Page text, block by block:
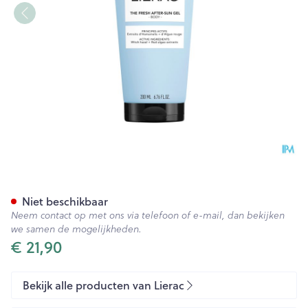
€ 21,90
Niet beschikbaar
Neem contact op met ons via telefoon of e-mail, dan bekijken
we samen de mogelijkheden.
Bekijk alle producten van Lierac